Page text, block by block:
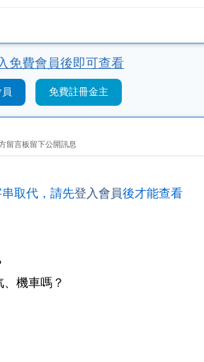
免費會員後即可查看
免費註冊金主
留言板留下公開訊息
取代，請先登入會員後才能查看
機車嗎？